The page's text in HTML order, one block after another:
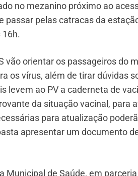
no mezanino próximo ao
passar pelas catracas da
16h.
vão orientar os passageiros do
os vírus, além de tirar dúvidas
levem ao PV a caderneta de
da situação vacinal, para
para atualização
apresentar um documento
Municipal de Saúde, em